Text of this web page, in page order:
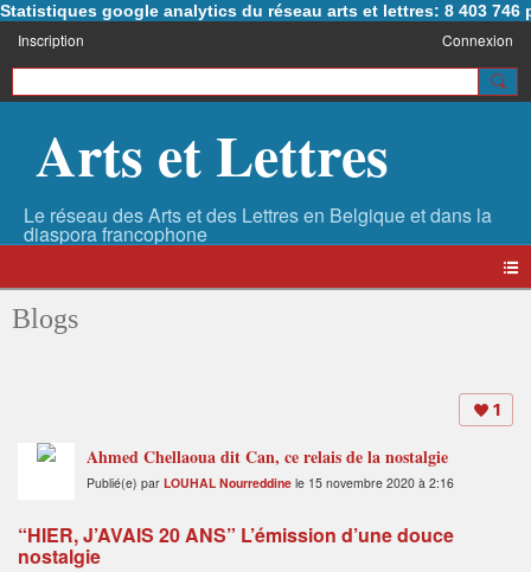
Statistiques google analytics du réseau arts et lettres: 8 403 746
Inscription Connexion
Arts et Lettres
Blogs
1
Ahmed Chellaoua dit Can, ce relais de la nostalgie
Publié(e) par LOUHAL Nourreddine le 15 novembre 2020 à 2:16
“HIER, J’AVAIS 20 ANS” L’émission d’une douce
nostalgie